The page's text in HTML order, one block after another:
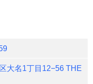
大名1丁目12−56 THE